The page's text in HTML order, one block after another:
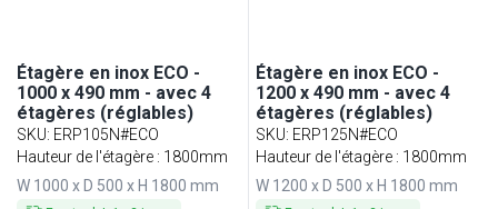
Étagère en inox ECO -
1000 x 490 mm - avec 4
étagères (réglables)
SKU: ERP105N#ECO
Hauteur de l'étagère : 1800mm
W 1000 x D 500 x H 1800 mm
Étagère en inox ECO -
1200 x 490 mm - avec 4
étagères (réglables)
SKU: ERP125N#ECO
Hauteur de l'étagère : 1800mm
W 1200 x D 500 x H 1800 mm